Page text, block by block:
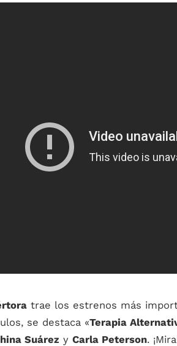
trae los estrenos más
se destaca «Terapia
Suárez y Carla Peterson.